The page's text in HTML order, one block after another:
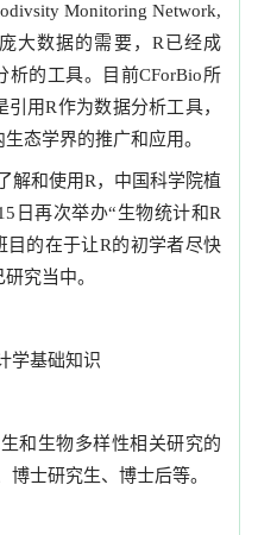
Monitoring Network,
大数据的需要，R已经成
析的工具。目前CForBio所
用R作为数据分析工具，
态学界的推广和应用。
解和使用R，中国科学院植
日再次举办“生物统计和R
目的在于让R的初学者尽快
究当中。
学基础知识
和生物多样性相关研究的
士研究生、博士后等。